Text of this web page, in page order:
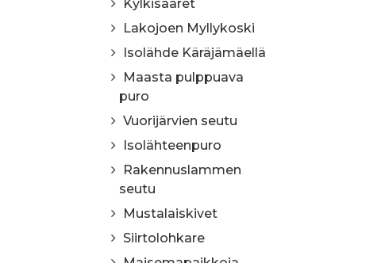
Kylkisaaret
Lakojoen Myllykoski
Isolähde Käräjämäellä
Maasta pulppuava
puro
Vuorijärvien seutu
Isolähteenpuro
Rakennuslammen
seutu
Mustalaiskivet
Siirtolohkare